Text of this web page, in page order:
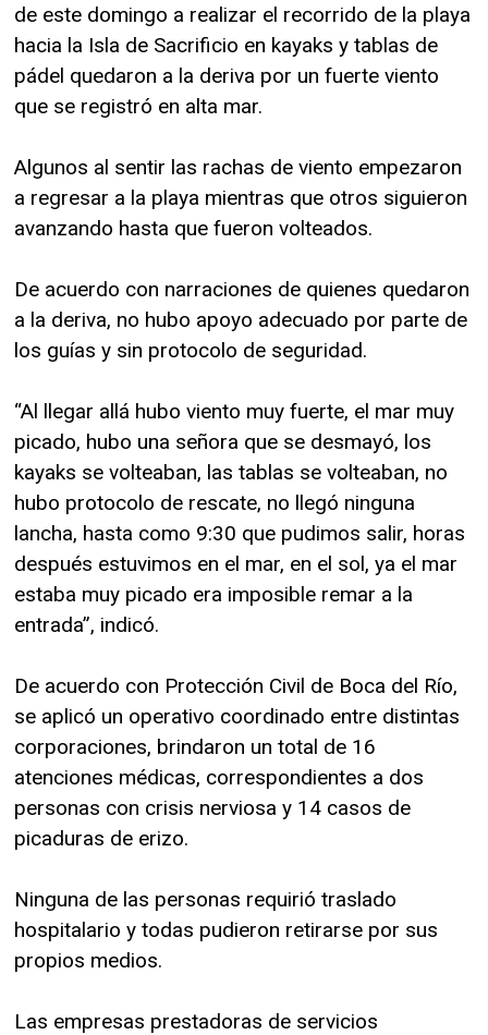
de este domingo a realizar el recorrido de la playa
hacia la Isla de Sacrificio en kayaks y tablas de
pádel quedaron a la deriva por un fuerte viento
que se registró en alta mar.
Algunos al sentir las rachas de viento empezaron
a regresar a la playa mientras que otros siguieron
avanzando hasta que fueron volteados.
De acuerdo con narraciones de quienes quedaron
a la deriva, no hubo apoyo adecuado por parte de
los guías y sin protocolo de seguridad.
“Al llegar allá hubo viento muy fuerte, el mar muy
picado, hubo una señora que se desmayó, los
kayaks se volteaban, las tablas se volteaban, no
hubo protocolo de rescate, no llegó ninguna
lancha, hasta como 9:30 que pudimos salir, horas
después estuvimos en el mar, en el sol, ya el mar
estaba muy picado era imposible remar a la
entrada”, indicó.
De acuerdo con Protección Civil de Boca del Río,
se aplicó un operativo coordinado entre distintas
corporaciones, brindaron un total de 16
atenciones médicas, correspondientes a dos
personas con crisis nerviosa y 14 casos de
picaduras de erizo.
Ninguna de las personas requirió traslado
hospitalario y todas pudieron retirarse por sus
propios medios.
Las empresas prestadoras de servicios